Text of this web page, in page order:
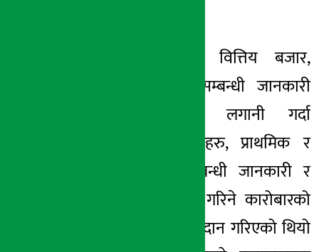
उक्त कार्यक्रममा वित्तिय बजार,
धितोपत्र बजार सम्बन्धी जानकारी
गराउनुको साथै लगानी गर्दा
ध्यानदिनुपर्ने कुराहरु, प्राथमिक र
दोस्रो बजार सम्बन्धी जानकारी र
धितोपत्र बजारमा गरिने कारोबारको
व्यवहारिक ज्ञान प्रदान गरिएको थियो